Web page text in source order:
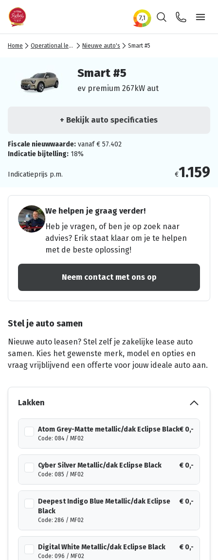
ZoekenContact
Home Operational lease Nieuwe auto's Smart #5
Smart #5
ev premium 267kW aut
+ Bekijk auto specificaties
Fiscale nieuwwaarde: vanaf € 57.402
Indicatie bijtelling: 18%
Indicatieprijs p.m. €1.159
We helpen je graag verder!
Heb je vragen, of ben je op zoek naar
advies? Erik staat klaar om je te helpen
met de beste oplossing!
Neem contact met ons op
Stel je auto samen
Nieuwe auto leasen? Stel zelf je zakelijke lease auto
samen. Kies het gewenste merk, model en opties en
vraag vrijblijvend een offerte voor jouw ideale auto aan.
Lakken
Atom Grey-Matte metallic/dak Eclipse Black
Code: 084 / MF02
€ 0,-
Cyber Silver Metallic/dak Eclipse Black
Code: 085 / MF02
€ 0,-
Deepest Indigo Blue Metallic/dak Eclipse
Black
Code: 286 / MF02
€ 0,-
Digital White Metallic/dak Eclipse Black
Code: 096 / MF02
€ 0,-